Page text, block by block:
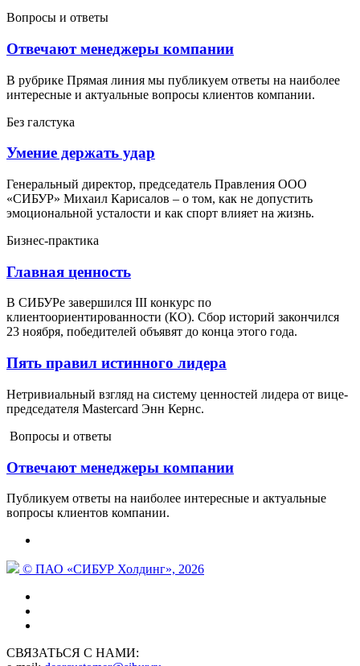
Вопросы и ответы
Отвечают менеджеры компании
В рубрике Прямая линия мы публикуем ответы на наиболее
интересные и актуальные вопросы клиентов компании.
Без галстука
Умение держать удар
Генеральный директор, председатель Правления ООО
«СИБУР» Михаил Карисалов – о том, как не допустить
эмоциональной усталости и как спорт влияет на жизнь.
Бизнес-практика
Главная ценность
В СИБУРе завершился III конкурс по
клиентоориентированности (КО). Сбор историй закончился
23 ноября, победителей объявят до конца этого года.
Пять правил истинного лидера
Нетривиальный взгляд на систему ценностей лидера от вице-
председателя Mastercard Энн Кернс.
Вопросы и ответы
Отвечают менеджеры компании
Публикуем ответы на наиболее интересные и актуальные
вопросы клиентов компании.
© ПАО «СИБУР Холдинг», 2026
СВЯЗАТЬСЯ С НАМИ: